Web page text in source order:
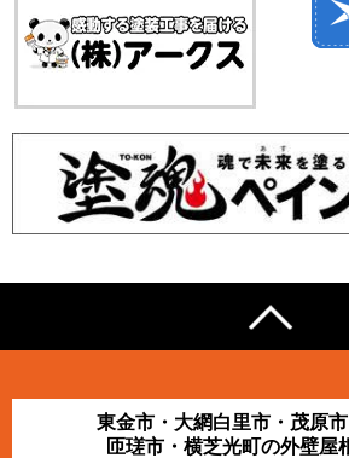
東金市・大網白里市・茂原市
匝瑳市・横芝光町の外壁屋